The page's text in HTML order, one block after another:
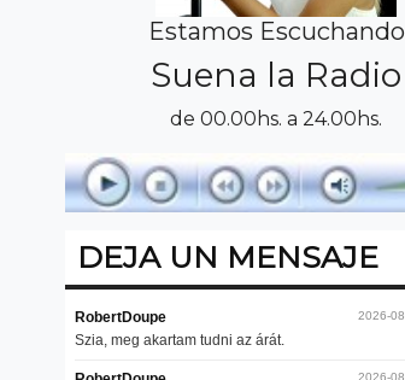
Estamos Escuchando
Suena la Radio
de 00.00hs. a 24.00hs.
DEJA UN MENSAJE